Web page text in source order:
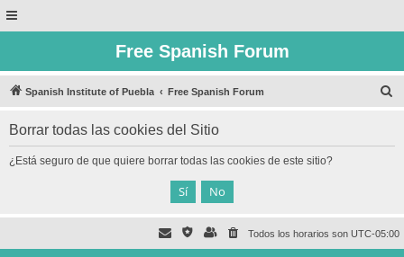
Free Spanish Forum
Spanish Institute of Puebla Free Spanish Forum
Borrar todas las cookies del Sitio
¿Está seguro de que quiere borrar todas las cookies de este sitio?
Todos los horarios son UTC-05:00